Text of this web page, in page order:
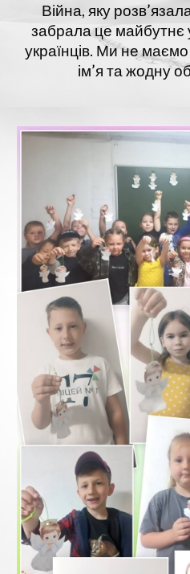
Війна, яку
забрала це майбутнє
українців. Ми не
ім’я та жодну